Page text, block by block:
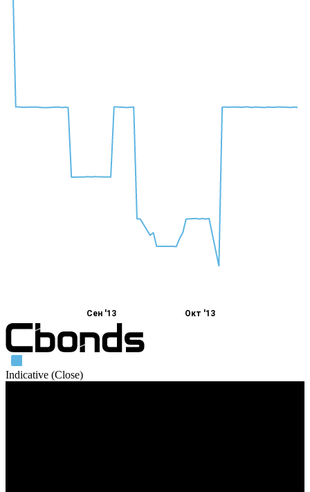
Сен '13 Окт '13
Indicative (Close)